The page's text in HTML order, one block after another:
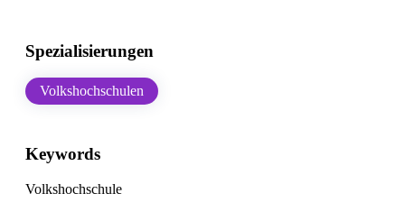
Spezialisierungen
Volkshochschulen
Keywords
Volkshochschule